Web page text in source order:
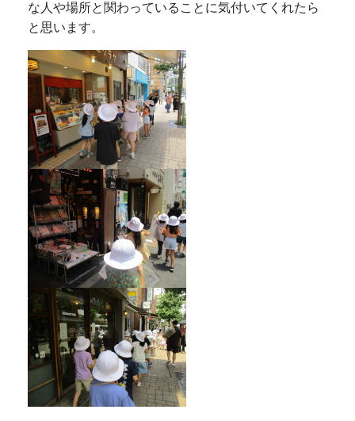
な人や場所と関わっていることに気付いてくれたら
と思います。